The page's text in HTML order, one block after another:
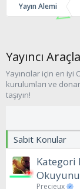
Yayın Alemi
Yayıncı
Yayıncılar için en
kurulumları ve
taşıyın!
Sabit Konular
Kategori
Precieux